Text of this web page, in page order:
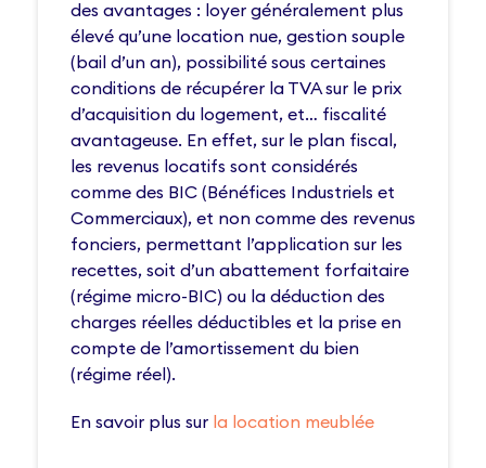
des avantages : loyer généralement plus
élevé qu’une location nue, gestion souple
(bail d’un an), possibilité sous certaines
conditions de récupérer la TVA sur le prix
d’acquisition du logement, et… fiscalité
avantageuse. En effet, sur le plan fiscal,
les revenus locatifs sont considérés
comme des BIC (Bénéfices Industriels et
Commerciaux), et non comme des revenus
fonciers, permettant l’application sur les
recettes, soit d’un abattement forfaitaire
(régime micro-BIC) ou la déduction des
charges réelles déductibles et la prise en
compte de l’amortissement du bien
(régime réel).
En savoir plus sur la location meublée